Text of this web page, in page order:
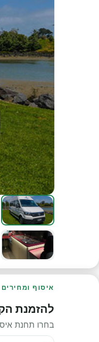
איסוף ומחירים
להזמנת
בחרו תחנת